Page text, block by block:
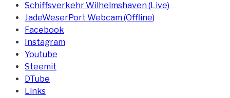
Schiffsverkehr Wilhelmshaven (Live)
JadeWeserPort Webcam (Offline)
Facebook
Instagram
Youtube
Steemit
DTube
Links